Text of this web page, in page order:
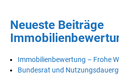
Neueste Beiträge
Immobilienbewertung – Frohe
Bundesrat und